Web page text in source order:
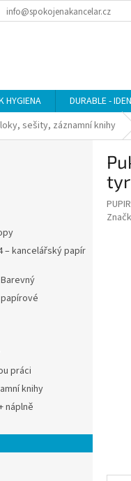
info@spokojenakancelar.cz
HYGIENA DURABLE -
sešity, záznamní knihy
– kancelářský papír
práci
knihy
náplně